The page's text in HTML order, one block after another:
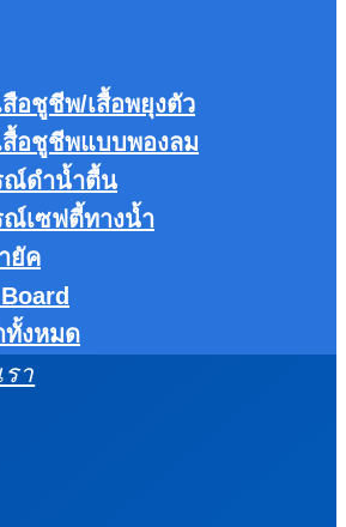
สือชูชีพ/เสื้อพยุงตัว
สื้อชูชีพแบบพองลม
ณ์ดำน้ำตื้น
ณ์เซฟตี้ทางน้ำ
ยัค
ทั้งหมด
า